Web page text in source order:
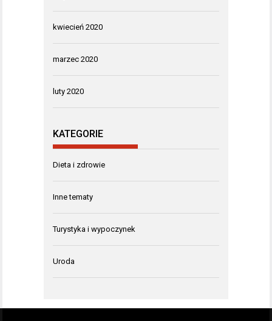
kwiecień 2020
marzec 2020
luty 2020
KATEGORIE
Dieta i zdrowie
Inne tematy
Turystyka i wypoczynek
Uroda